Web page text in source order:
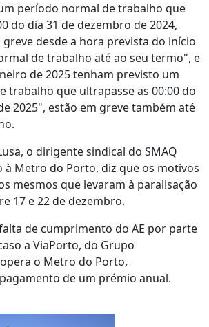
período normal de trabalho que
do dia 31 de dezembro de 2024,
desde a hora prevista do início
de trabalho até ao seu termo", e
de 2025 tenham previsto um
trabalho que ultrapasse as 00:00 do
2025", estão em greve também até
o dirigente sindical do SMAQ
à Metro do Porto, diz que os motivos
mesmos que levaram à paralisação
17 e 22 de dezembro.
de cumprimento do AE por parte
a ViaPorto, do Grupo
o Metro do Porto,
de um prémio anual.